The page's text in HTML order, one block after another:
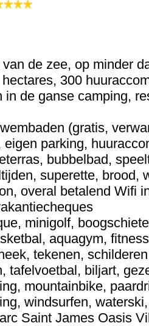
de zee, op minder
300
in de ganse camping,
(gratis,
parking,
bubbelbad,
superette, brood,
overal betalend Wifi
minigolf,
aquagym,
tekenen,
tafelvoetbal, biljart,
mountainbike,
windsurfen,
Saint James Oasis